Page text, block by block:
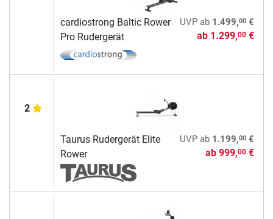
cardiostrong Baltic Rower
Pro Rudergerät
UVPab 1.499,00€
ab 1.299,00€
2
Taurus Rudergerät Elite
Rower
UVPab 1.199,00€
ab 999,00€